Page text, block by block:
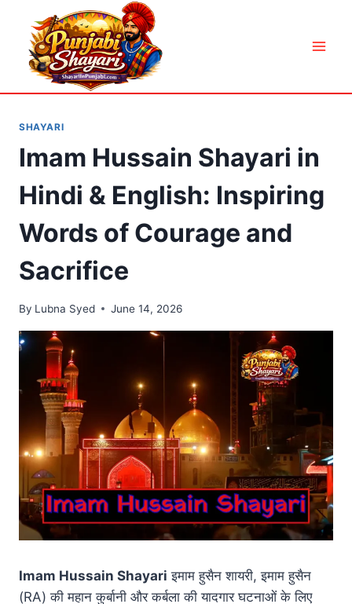
content
SHAYARI
Imam Hussain Shayari in
Hindi & English: Inspiring
Words of Courage and
Sacrifice
By Lubna Syed June 14, 2026
Imam Hussain Shayari इमाम हुसैन शायरी, इमाम हुसैन
(RA) की महान कुर्बानी और कर्बला की यादगार घटनाओं के लिए